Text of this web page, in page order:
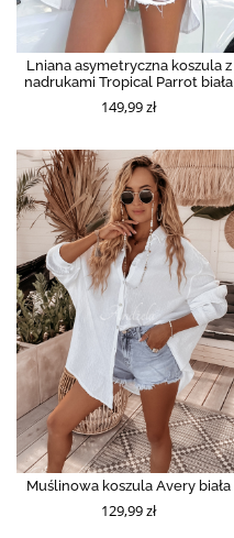
Lniana asymetryczna koszula z
nadrukami Tropical Parrot biała
149,99 zł
Muślinowa koszula Avery biała
129,99 zł